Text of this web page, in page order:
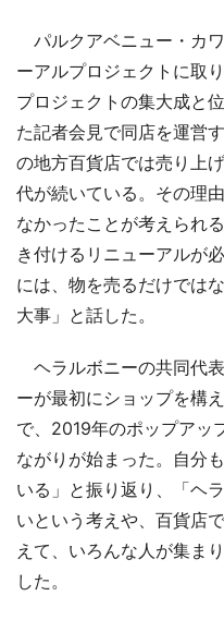
パルクアベニュー・カ
ーアルプロジェクトに取
プロジェクトの集大成と
た記者会見で同店を運営
の地方百貨店では売り上
代が続いている。その理
なかったことが考えられ
き付けるリニューアルが
には、物を売るだけでは
大事」と話した。
ヘラルボニーの共同代
ーが最初にショップを構
で、2019年のポップアッ
ながりが始まった。自分
いる」と振り返り、「ヘ
いという考えや、百貨店
えて、いろんな人が集ま
した。